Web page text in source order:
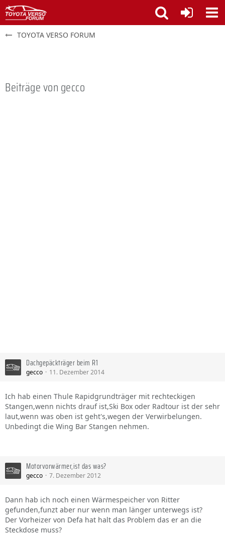
TOYOTA VERSO FORUM
Beiträge von gecco
Dachgepäckträger beim R1
gecco 11. Dezember 2014
Ich hab einen Thule Rapidgrundträger mit rechteckigen
Stangen,wenn nichts drauf ist,Ski Box oder Radtour ist der sehr
laut,wenn was oben ist geht's,wegen der Verwirbelungen.
Unbedingt die Wing Bar Stangen nehmen.
Motorvorwärmer,ist das was?
gecco 7. Dezember 2012
Dann hab ich noch einen Wärmespeicher von Ritter
gefunden,funzt aber nur wenn man länger unterwegs ist?
Der Vorheizer von Defa hat halt das Problem das er an die
Steckdose muss?